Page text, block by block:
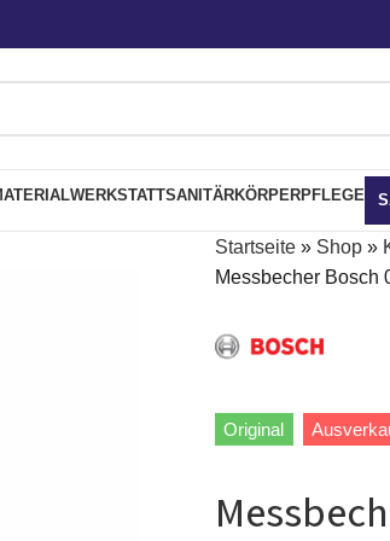
WERKSTATTSANITÄRKÖRPERPFLEGE
Startseite» Shop»
Messbecher Bosch
Original